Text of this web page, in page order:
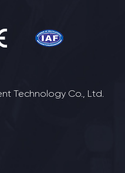
Technology Co., Ltd.